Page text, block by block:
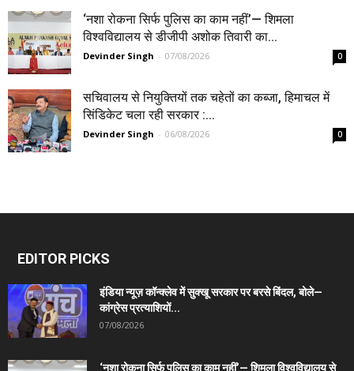
‘नशा रोकना सिर्फ पुलिस का काम नहीं’— शिमला
विश्वविद्यालय से डीजीपी अशोक तिवारी का...
Devinder Singh - 07/08/2026 0
सचिवालय से नियुक्तियों तक चहेतों का कब्जा, हिमाचल में
सिंडिकेट चला रही सरकार :...
Devinder Singh - 06/08/2026 0
EDITOR PICKS
इंडिया न्यूज़ कॉन्क्लेव में सुक्खू सरकार पर बरसे बिंदल, बोले—
कांग्रेस प्रत्याशियों...
07/08/2026
‘नशा रोकना सिर्फ पुलिस का काम नहीं’— शिमला विश्वविद्यालय से